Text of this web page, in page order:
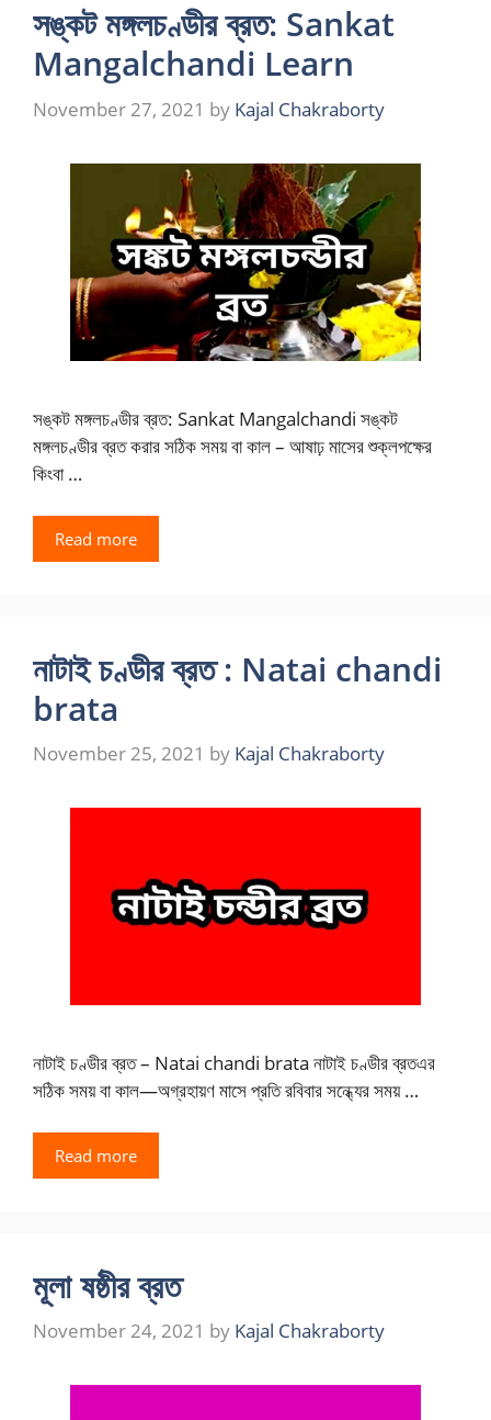
সঙ্কট মঙ্গলচণ্ডীর ব্রত: Sankat
Mangalchandi Learn
November 27, 2021 by Kajal Chakraborty
সঙ্কট মঙ্গলচণ্ডীর ব্রত: Sankat Mangalchandi সঙ্কট
মঙ্গলচণ্ডীর ব্রত করার সঠিক সময় বা কাল – আষাঢ় মাসের শুক্লপক্ষের
কিংবা …
Read more
নাটাই চণ্ডীর ব্রত : Natai chandi
brata
November 25, 2021 by Kajal Chakraborty
নাটাই চণ্ডীর ব্রত – Natai chandi brata নাটাই চণ্ডীর ব্রতএর
সঠিক সময় বা কাল—অগ্রহায়ণ মাসে প্রতি রবিবার সন্ধ্যের সময় …
Read more
মূলা ষষ্ঠীর ব্রত
November 24, 2021 by Kajal Chakraborty